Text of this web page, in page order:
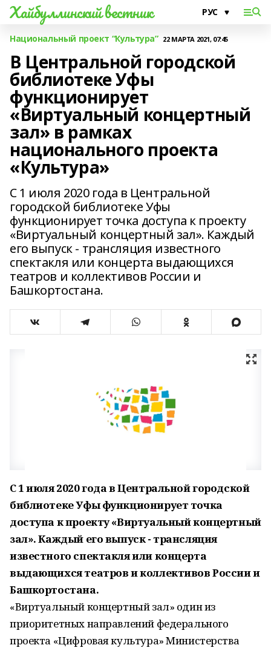
Хайбуллинский вестник
Национальный проект “Культура” 22 МАРТА 2021, 07:45
В Центральной городской
библиотеке Уфы
функционирует
«Виртуальный концертный
зал» в рамках
национального проекта
«Культура»
С 1 июля 2020 года в Центральной
городской библиотеке Уфы
функционирует точка доступа к проекту
«Виртуальный концертный зал». Каждый
его выпуск - трансляция известного
спектакля или концерта выдающихся
театров и коллективов России и
Башкортостана.
С 1 июля 2020 года в Центральной городской
библиотеке Уфы функционирует точка
доступа к проекту «Виртуальный концертный
зал». Каждый его выпуск - трансляция
известного спектакля или концерта
выдающихся театров и коллективов России и
Башкортостана.
«Виртуальный концертный зал» один из
приоритетных направлений федерального
проекта «Цифровая культура» Министерства